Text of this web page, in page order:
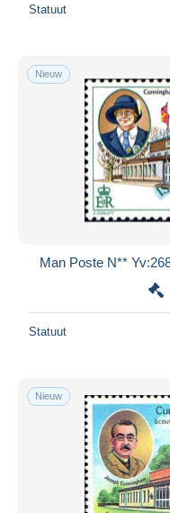
Statuut
Nieuw
Man Poste N**
Statuut
Nieuw